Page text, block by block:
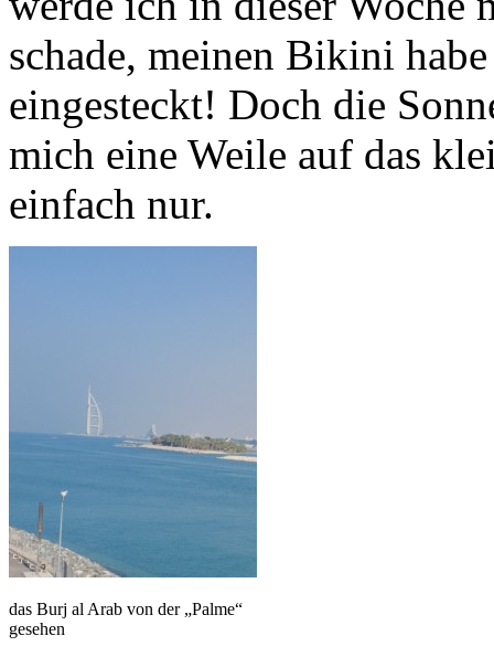
schade, meinen Bikini
eingesteckt! Doch die
mich eine Weile auf das
einfach nur.
das Burj al Arab von der „Palme“
gesehen